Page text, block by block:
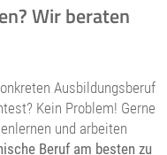
Wir beraten
Ausbildungsberuf
Kein Problem! Gerne
und arbeiten
Beruf am besten zu